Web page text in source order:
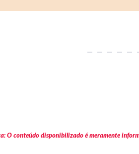
O conteúdo disponibilizado é meramente